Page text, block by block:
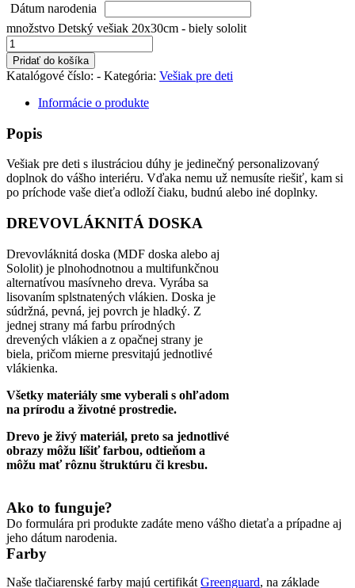
Dátum narodenia
množstvo Detský vešiak 20x30cm - biely sololit
Pridať do košíka
Katalógové číslo: - Kategória: Vešiak pre deti
Informácie o produkte
Popis
Vešiak pre deti s ilustráciou dúhy je jedinečný personalizovaný
doplnok do vášho interiéru. Vďaka nemu už nemusíte riešiť, kam si
po príchode vaše dieťa odloží čiaku, budnú alebo iné doplnky.
DREVOVLÁKNITÁ DOSKA
Drevovláknitá doska (MDF doska alebo aj
Sololit) je plnohodnotnou a multifunkčnou
alternatívou masívneho dreva. Vyrába sa
lisovaním splstnatených vlákien. Doska je
súdržná, pevná, jej povrch je hladký. Z
jednej strany má farbu prírodných
drevených vlákien a z opačnej strany je
biela, pričom mierne presvitajú jednotlivé
vlákienka.
Všetky materiály sme vyberali s ohľadom
na prírodu a životné prostredie.
Drevo je živý materiál, preto sa jednotlivé
obrazy môžu líšiť farbou, odtieňom a
môžu mať rôznu štruktúru či kresbu.
Ako to funguje?
Do formulára pri produkte zadáte meno vášho dietaťa a prípadne aj
jeho dátum narodenia.
Farby
Naše tlačiarenské farby majú certifikát Greenguard, na základe